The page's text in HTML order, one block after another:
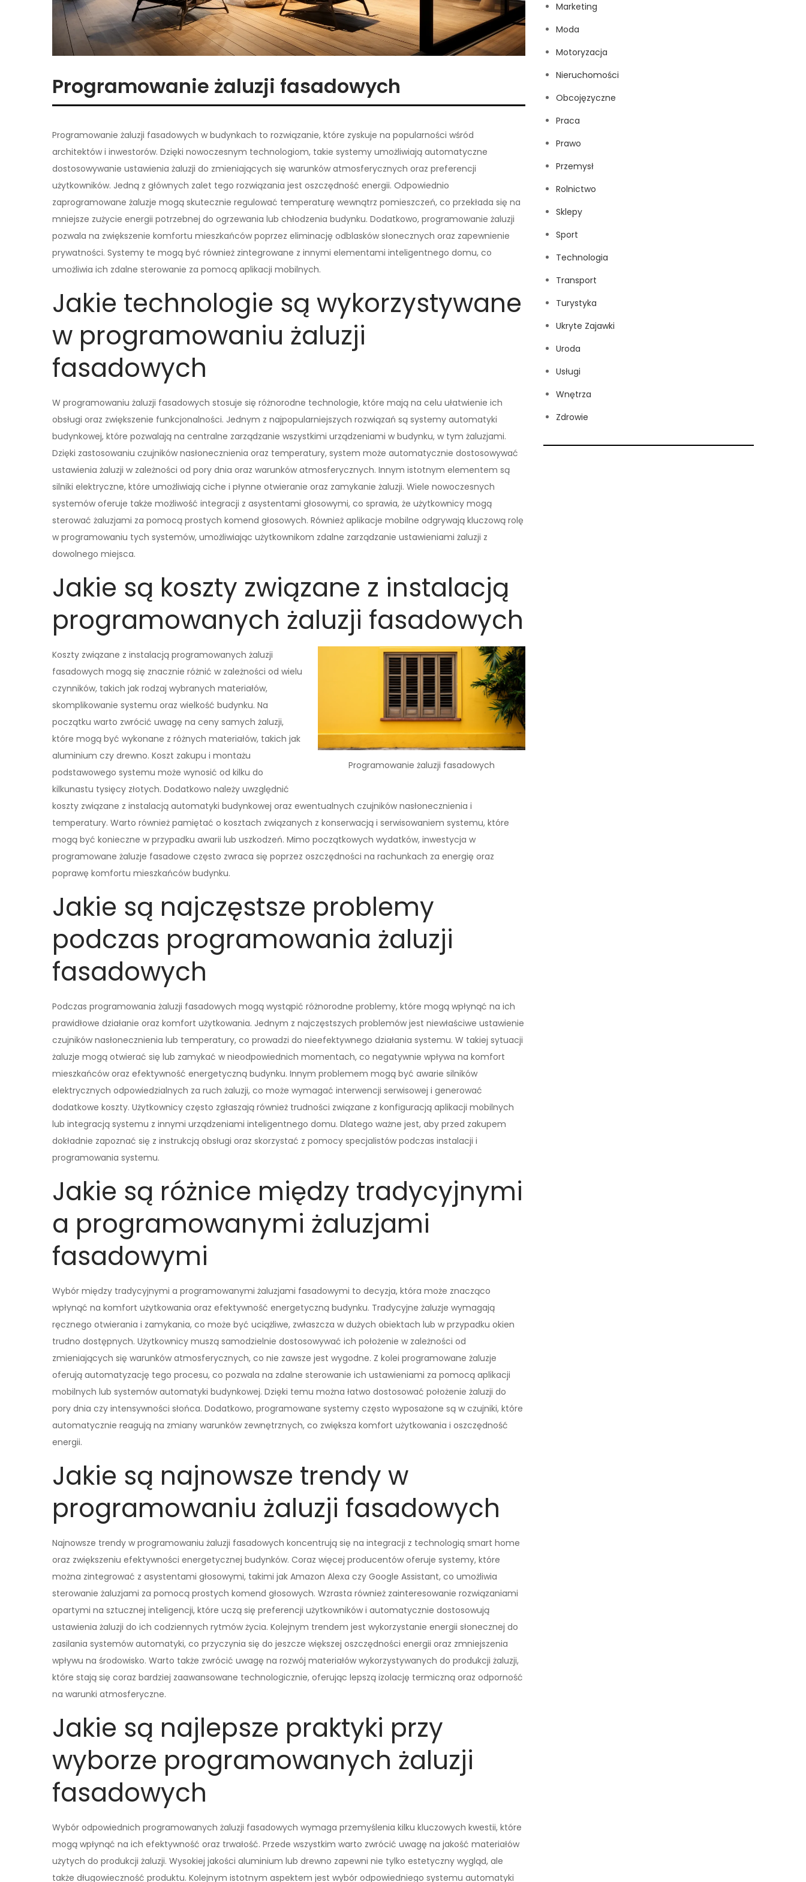
Programowanie żaluzji fasadowych
Programowanie żaluzji fasadowych w budynkach to rozwiązanie, które zyskuje na popularności wśród
architektów i inwestorów. Dzięki nowoczesnym technologiom, takie systemy umożliwiają automatyczne
dostosowywanie ustawienia żaluzji do zmieniających się warunków atmosferycznych oraz preferencji
użytkowników. Jedną z głównych zalet tego rozwiązania jest oszczędność energii. Odpowiednio
zaprogramowane żaluzje mogą skutecznie regulować temperaturę wewnątrz pomieszczeń, co przekłada się na
mniejsze zużycie energii potrzebnej do ogrzewania lub chłodzenia budynku. Dodatkowo, programowanie żaluzji
pozwala na zwiększenie komfortu mieszkańców poprzez eliminację odblasków słonecznych oraz zapewnienie
prywatności. Systemy te mogą być również zintegrowane z innymi elementami inteligentnego domu, co
umożliwia ich zdalne sterowanie za pomocą aplikacji mobilnych.
Jakie technologie są wykorzystywane
w programowaniu żaluzji
fasadowych
W programowaniu żaluzji fasadowych stosuje się różnorodne technologie, które mają na celu ułatwienie ich
obsługi oraz zwiększenie funkcjonalności. Jednym z najpopularniejszych rozwiązań są systemy automatyki
budynkowej, które pozwalają na centralne zarządzanie wszystkimi urządzeniami w budynku, w tym żaluzjami.
Dzięki zastosowaniu czujników nasłonecznienia oraz temperatury, system może automatycznie dostosowywać
ustawienia żaluzji w zależności od pory dnia oraz warunków atmosferycznych. Innym istotnym elementem są
silniki elektryczne, które umożliwiają ciche i płynne otwieranie oraz zamykanie żaluzji. Wiele nowoczesnych
systemów oferuje także możliwość integracji z asystentami głosowymi, co sprawia, że użytkownicy mogą
sterować żaluzjami za pomocą prostych komend głosowych. Również aplikacje mobilne odgrywają kluczową rolę
w programowaniu tych systemów, umożliwiając użytkownikom zdalne zarządzanie ustawieniami żaluzji z
dowolnego miejsca.
Jakie są koszty związane z instalacją
programowanych żaluzji fasadowych
Programowanie żaluzji fasadowych
Koszty związane z instalacją programowanych żaluzji
fasadowych mogą się znacznie różnić w zależności od wielu
czynników, takich jak rodzaj wybranych materiałów,
skomplikowanie systemu oraz wielkość budynku. Na
początku warto zwrócić uwagę na ceny samych żaluzji,
które mogą być wykonane z różnych materiałów, takich jak
aluminium czy drewno. Koszt zakupu i montażu
podstawowego systemu może wynosić od kilku do
kilkunastu tysięcy złotych. Dodatkowo należy uwzględnić
koszty związane z instalacją automatyki budynkowej oraz ewentualnych czujników nasłonecznienia i
temperatury. Warto również pamiętać o kosztach związanych z konserwacją i serwisowaniem systemu, które
mogą być konieczne w przypadku awarii lub uszkodzeń. Mimo początkowych wydatków, inwestycja w
programowane żaluzje fasadowe często zwraca się poprzez oszczędności na rachunkach za energię oraz
poprawę komfortu mieszkańców budynku.
Jakie są najczęstsze problemy
podczas programowania żaluzji
fasadowych
Podczas programowania żaluzji fasadowych mogą wystąpić różnorodne problemy, które mogą wpłynąć na ich
prawidłowe działanie oraz komfort użytkowania. Jednym z najczęstszych problemów jest niewłaściwe ustawienie
czujników nasłonecznienia lub temperatury, co prowadzi do nieefektywnego działania systemu. W takiej sytuacji
żaluzje mogą otwierać się lub zamykać w nieodpowiednich momentach, co negatywnie wpływa na komfort
mieszkańców oraz efektywność energetyczną budynku. Innym problemem mogą być awarie silników
elektrycznych odpowiedzialnych za ruch żaluzji, co może wymagać interwencji serwisowej i generować
dodatkowe koszty. Użytkownicy często zgłaszają również trudności związane z konfiguracją aplikacji mobilnych
lub integracją systemu z innymi urządzeniami inteligentnego domu. Dlatego ważne jest, aby przed zakupem
dokładnie zapoznać się z instrukcją obsługi oraz skorzystać z pomocy specjalistów podczas instalacji i
programowania systemu.
Jakie są różnice między tradycyjnymi
a programowanymi żaluzjami
fasadowymi
Wybór między tradycyjnymi a programowanymi żaluzjami fasadowymi to decyzja, która może znacząco
wpłynąć na komfort użytkowania oraz efektywność energetyczną budynku. Tradycyjne żaluzje wymagają
ręcznego otwierania i zamykania, co może być uciążliwe, zwłaszcza w dużych obiektach lub w przypadku okien
trudno dostępnych. Użytkownicy muszą samodzielnie dostosowywać ich położenie w zależności od
zmieniających się warunków atmosferycznych, co nie zawsze jest wygodne. Z kolei programowane żaluzje
oferują automatyzację tego procesu, co pozwala na zdalne sterowanie ich ustawieniami za pomocą aplikacji
mobilnych lub systemów automatyki budynkowej. Dzięki temu można łatwo dostosować położenie żaluzji do
pory dnia czy intensywności słońca. Dodatkowo, programowane systemy często wyposażone są w czujniki, które
automatycznie reagują na zmiany warunków zewnętrznych, co zwiększa komfort użytkowania i oszczędność
energii.
Jakie są najnowsze trendy w
programowaniu żaluzji fasadowych
Najnowsze trendy w programowaniu żaluzji fasadowych koncentrują się na integracji z technologią smart home
oraz zwiększeniu efektywności energetycznej budynków. Coraz więcej producentów oferuje systemy, które
można zintegrować z asystentami głosowymi, takimi jak Amazon Alexa czy Google Assistant, co umożliwia
sterowanie żaluzjami za pomocą prostych komend głosowych. Wzrasta również zainteresowanie rozwiązaniami
opartymi na sztucznej inteligencji, które uczą się preferencji użytkowników i automatycznie dostosowują
ustawienia żaluzji do ich codziennych rytmów życia. Kolejnym trendem jest wykorzystanie energii słonecznej do
zasilania systemów automatyki, co przyczynia się do jeszcze większej oszczędności energii oraz zmniejszenia
wpływu na środowisko. Warto także zwrócić uwagę na rozwój materiałów wykorzystywanych do produkcji żaluzji,
które stają się coraz bardziej zaawansowane technologicznie, oferując lepszą izolację termiczną oraz odporność
na warunki atmosferyczne.
Jakie są najlepsze praktyki przy
wyborze programowanych żaluzji
fasadowych
Wybór odpowiednich programowanych żaluzji fasadowych wymaga przemyślenia kilku kluczowych kwestii, które
mogą wpłynąć na ich efektywność oraz trwałość. Przede wszystkim warto zwrócić uwagę na jakość materiałów
użytych do produkcji żaluzji. Wysokiej jakości aluminium lub drewno zapewni nie tylko estetyczny wygląd, ale
także długowieczność produktu. Kolejnym istotnym aspektem jest wybór odpowiedniego systemu automatyki
Marketing
Moda
Motoryzacja
Nieruchomości
Obcojęzyczne
Praca
Prawo
Przemysł
Rolnictwo
Sklepy
Sport
Technologia
Transport
Turystyka
Ukryte Zajawki
Uroda
Usługi
Wnętrza
Zdrowie